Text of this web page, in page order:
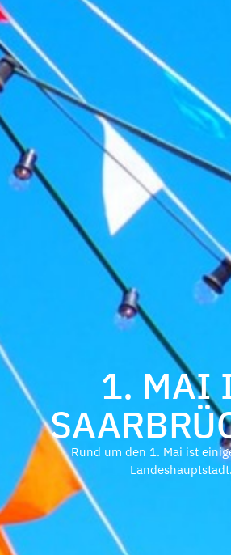
1. MAI
Rund um den 1. Mai ist
Landeshauptstadt.